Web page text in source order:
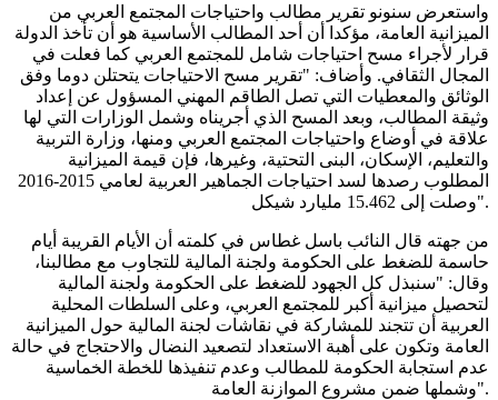
واستعرض سنونو تقرير مطالب واحتياجات المجتمع العربي من
الميزانية العامة، مؤكدا أن أحد المطالب الأساسية هو أن تأخذ الدولة
قرار لأجراء مسح احتياجات شامل للمجتمع العربي كما فعلت في
المجال الثقافي. وأضاف: "تقرير مسح الاحتياجات يتحتلن دوما وفق
الوثائق والمعطيات التي تصل الطاقم المهني المسؤول عن إعداد
وثيقة المطالب، وبعد المسح الذي أجريناه وشمل الوزارات التي لها
علاقة في أوضاع واحتياجات المجتمع العربي ومنها، وزارة التربية
والتعليم، الإسكان، البنى التحتية، وغيرها، فإن قيمة الميزانية
المطلوب رصدها لسد احتياجات الجماهير العربية لعامي 2015-2016
وصلت إلى 15.462 مليارد شيكل".
من جهته قال النائب باسل غطاس في كلمته أن الأيام القريبة أيام
حاسمة للضغط على الحكومة ولجنة المالية للتجاوب مع مطالبنا،
وقال: "سنبذل كل الجهود للضغط على الحكومة ولجنة المالية
لتحصيل ميزانية أكبر للمجتمع العربي، وعلى السلطات المحلية
العربية أن تتجند للمشاركة في نقاشات لجنة المالية حول الميزانية
العامة وتكون على أهبة الاستعداد لتصعيد النضال والاحتجاج في حالة
عدم استجابة الحكومة للمطالب وعدم تنفيذها للخطة الخماسية
وشملها ضمن مشروع الموازنة العامة".